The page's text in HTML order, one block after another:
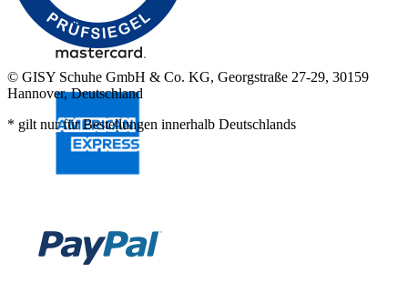
© GISY Schuhe GmbH & Co. KG, Georgstraße 27-29, 30159
Hannover, Deutschland
* gilt nur für Bestellungen innerhalb Deutschlands